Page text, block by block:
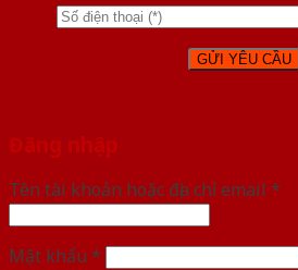
Đăng nhập
Tên tài khoản hoặc địa chỉ email *
Mật khẩu *